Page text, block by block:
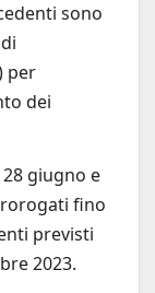
sono
per
dei
giugno e
fino
previsti
2023.